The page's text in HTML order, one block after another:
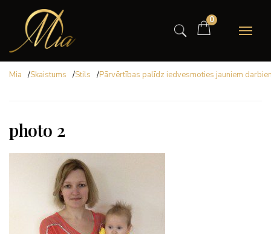
0
Mia /Skaistums /Stils /Pārvērtības palīdz iedvesmoties jauniem
photo 2